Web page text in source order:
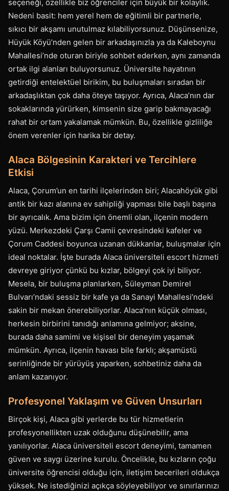
seçeneği, özellikle biz öğrenciler için büyük bir kolaylık.
Nedeni basit: hem yerel hem de eğitimli bir partnerle,
sıkıcı bir akşamı unutulmaz kılabiliyorsunuz. Düşünsenize,
Hüyük Köyü’nden gelen bir arkadaşınızla ya da Kaleboynu
Mahallesi’nde oturan biriyle sohbet ederken, aynı zamanda
ortak ilgi alanları buluyorsunuz. Üniversite hayatının
getirdiği entelektüel birikim, bu buluşmaları sıradan bir
arkadaşlıktan çok daha öteye taşıyor. Ayrıca, Alaca’nın dar
sokaklarında yürürken, kimsenin size garip bakmayacağı
rahat bir ortam yakalamak mümkün. Bu, özellikle gizliliğe
önem verenler için harika bir detay.
Alaca Bölgesinin Karakteri ve Tercihlere
Etkisi
Alaca, Çorum’un en tarihi ilçelerinden biri; Alacahöyük gibi
antik bir kazı alanına ev sahipliği yapması bile başlı başına
bir ayrıcalık. Ama bizim için önemli olan, ilçenin modern
yüzü. Merkezdeki Çarşı Camii çevresindeki kafeler ve
Çorum Caddesi boyunca uzanan dükkanlar, buluşmalar için
ideal noktalar. İşte burada Alaca üniversiteli escort hizmeti
devreye giriyor çünkü bu kızlar, bölgeyi çok iyi biliyor.
Mesela, bir buluşma planlarken, Süleyman Demirel
Bulvarı’ndaki sessiz bir kafe ya da Sanayi Mahallesi’ndeki
sakin bir mekan önerebiliyorlar. Alaca’nın küçük olması,
herkesin birbirini tanıdığı anlamına gelmiyor; aksine,
burada daha samimi ve kişisel bir deneyim yaşamak
mümkün. Ayrıca, ilçenin havası bile farklı; akşamüstü
serinliğinde bir yürüyüş yaparken, sohbetiniz daha da
anlam kazanıyor.
Profesyonel Yaklaşım ve Güven Unsurları
Birçok kişi, Alaca gibi yerlerde bu tür hizmetlerin
profesyonellikten uzak olduğunu düşünebilir, ama
yanılıyorlar. Alaca üniversiteli escort deneyimi, tamamen
güven ve saygı üzerine kurulu. Öncelikle, bu kızların çoğu
üniversite öğrencisi olduğu için, iletişim becerileri oldukça
yüksek. Ne istediğinizi açıkça söyleyebiliyor ve sınırlarınızı